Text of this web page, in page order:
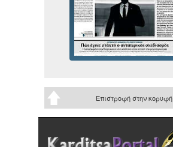
Επιστροφή στην κορυφή